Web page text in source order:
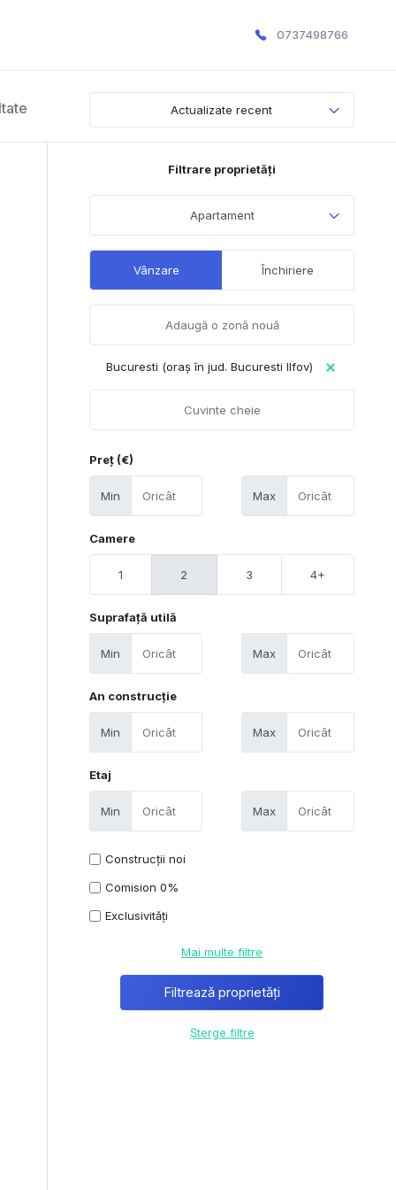
0737498766
Actualizate recent
Filtrare proprietăți
Apartament
Vânzare Închiriere
Bucuresti (oraș în jud. Bucuresti Ilfov)
Preț (€)
Min Max
Camere
1 2 3 4+
Suprafață utilă
Min Max
An construcție
Min Max
Etaj
Min Max
Construcții noi
Comision 0%
Exclusivități
Mai multe filtre
Șterge filtre